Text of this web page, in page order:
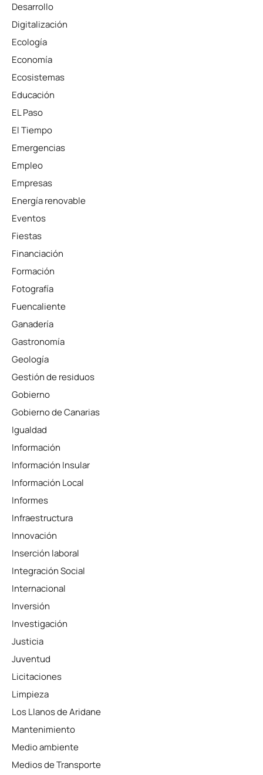
Desarrollo
Digitalización
Ecología
Economía
Ecosistemas
Educación
EL Paso
El Tiempo
Emergencias
Empleo
Empresas
Energía renovable
Eventos
Fiestas
Financiación
Formación
Fotografía
Fuencaliente
Ganadería
Gastronomía
Geología
Gestión de residuos
Gobierno
Gobierno de Canarias
Igualdad
Información
Información Insular
Información Local
Informes
Infraestructura
Innovación
Inserción laboral
Integración Social
Internacional
Inversión
Investigación
Justicia
Juventud
Licitaciones
Limpieza
Los Llanos de Aridane
Mantenimiento
Medio ambiente
Medios de Transporte